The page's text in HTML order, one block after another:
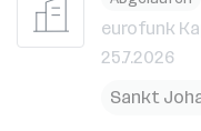
eurofunk
25.7.2026
Sankt